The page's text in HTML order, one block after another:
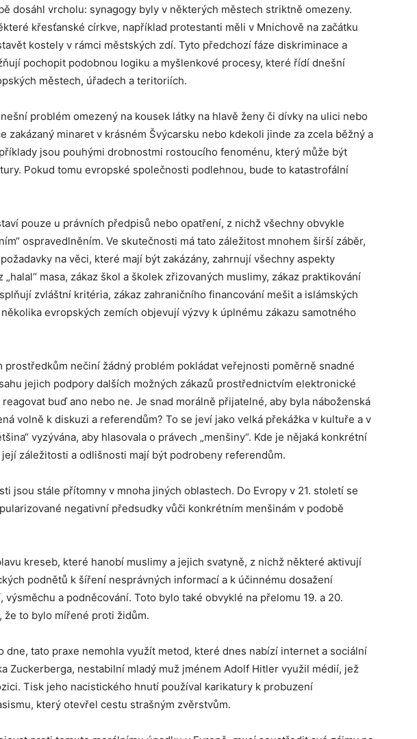
dosáhl vrcholu: synagogy byly v některých městech striktně omezeny.
křesťanské církve, například protestanti měli v Mnichově na začátku
kostely v rámci městských zdí. Tyto předchozí fáze diskriminace a
pochopit podobnou logiku a myšlenkové procesy, které řídí dnešní
městech, úřadech a teritoriích.
problém omezený na kousek látky na hlavě ženy či dívky na ulici nebo
zakázaný minaret v krásném Švýcarsku nebo kdekoli jinde za zcela běžný a
jsou pouhými drobnostmi rostoucího fenoménu, který může být
Pokud tomu evropské společnosti podlehnou, bude to katastrofální
pouze u právních předpisů nebo opatření, z nichž všechny obvykle
ospravedlněním. Ve skutečnosti má tato záležitost mnohem širší záběr,
na věci, které mají být zakázány, zahrnují všechny aspekty
„halal“ masa, zákaz škol a školek zřizovaných muslimy, zákaz praktikování
zvláštní kritéria, zákaz zahraničního financování mešit a islámských
evropských zemích objevují výzvy k úplnému zákazu samotného
prostředkům nečiní žádný problém pokládat veřejnosti poměrně snadné
jejich podpory dalších možných zákazů prostřednictvím elektronické
buď ano nebo ne. Je snad morálně přijatelné, aby byla náboženská
volně k diskuzi a referendům? To se jeví jako velká překážka v kultuře a v
vyzývána, aby hlasovala o právech „menšiny“. Kde je nějaká konkrétní
její záležitosti a odlišnosti mají být podrobeny referendům.
jsou stále přítomny v mnoha jiných oblastech. Do Evropy v 21. století se
negativní předsudky vůči konkrétním menšinám v podobě
kreseb, které hanobí muslimy a jejich svatyně, z nichž některé aktivují
podnětů k šíření nesprávných informací a k účinnému dosažení
a podněcování. Toto bylo také obvyklé na přelomu 19. a 20.
že to bylo mířené proti židům.
dne, tato praxe nemohla využít metod, které dnes nabízí internet a sociální
Zuckerberga, nestabilní mladý muž jménem Adolf Hitler využil médií, jež
Tisk jeho nacistického hnutí používal karikatury k probuzení
který otevřel cestu strašným zvěrstvům.